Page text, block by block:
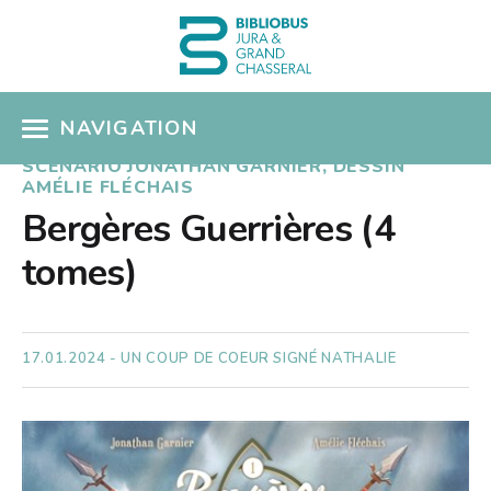
NAVIGATION
ACCÈS CATALOGUE
MON COMPTE
COUPS DE COEUR
Présentation
Nouveautés
Albums pour enfants
SÉLECTIONS THÉMATIQUES
EN PRATIQUE
SCÉNARIO JONATHAN GARNIER, DESSIN
AMÉLIE FLÉCHAIS
Bergères Guerrières (4
tomes)
17.01.2024 - UN COUP DE COEUR SIGNÉ NATHALIE